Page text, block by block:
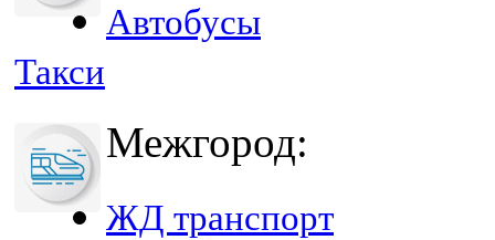
Автобусы
Такси
Межгород:
ЖД транспорт